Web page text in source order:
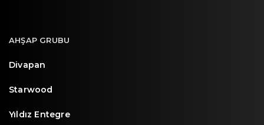
AHŞAP GRUBU
Divapan
Starwood
Yıldız Entegre